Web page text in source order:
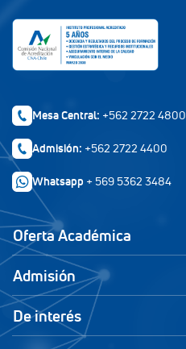
Mesa Central: +562 2722 4800
Admisión: +562 2722 4400
Whatsapp + 569 5362 3484
Oferta Académica
Admisión
De interés